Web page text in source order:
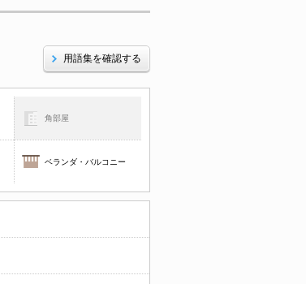
用語集を確認する
角部屋
ベランダ・バルコニー